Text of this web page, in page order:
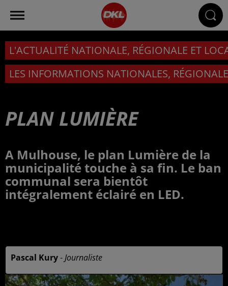
L'ACTUALITÉ NATIONALE, RÉGIONALE ET
LES INFORMATIONS NATIONALES,
PLAN LUMIÈRE
A Mulhouse, le plan Lumière de la
municipalité touche à sa fin. Le ban
communal sera bientôt
intégralement éclairé en LED.
Pascal Kury-Journaliste